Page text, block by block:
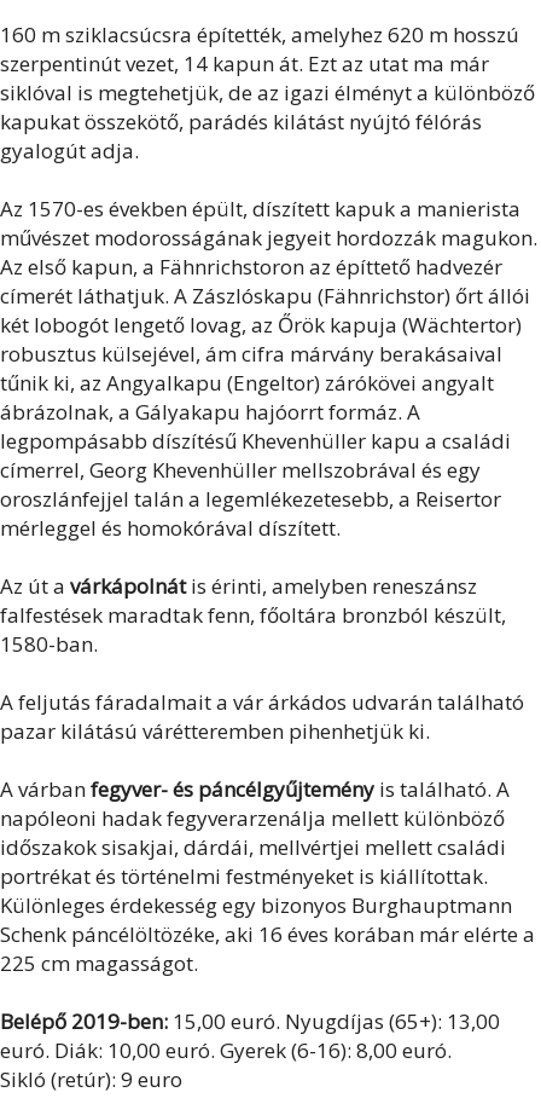
160 m sziklacsúcsra építették, amelyhez 620 m hosszú
szerpentinút vezet, 14 kapun át. Ezt az utat ma már
siklóval is megtehetjük, de az igazi élményt a különböző
kapukat összekötő, parádés kilátást nyújtó félórás
gyalogút adja.
Az 1570-es években épült, díszített kapuk a manierista
művészet modorosságának jegyeit hordozzák magukon.
Az első kapun, a Fähnrichstoron az építtető hadvezér
címerét láthatjuk. A Zászlóskapu (Fähnrichstor) őrt állói
két lobogót lengető lovag, az Őrök kapuja (Wächtertor)
robusztus külsejével, ám cifra márvány berakásaival
tűnik ki, az Angyalkapu (Engeltor) zárókövei angyalt
ábrázolnak, a Gályakapu hajóorrt formáz. A
legpompásabb díszítésű Khevenhüller kapu a családi
címerrel, Georg Khevenhüller mellszobrával és egy
oroszlánfejjel talán a legemlékezetesebb, a Reisertor
mérleggel és homokórával díszített.
Az út a várkápolnátis érinti, amelyben reneszánsz
falfestések maradtak fenn, főoltára bronzból készült,
1580-ban.
A feljutás fáradalmait a vár árkádos udvarán található
pazar kilátású várétteremben pihenhetjük ki.
A várbanfegyver- és páncélgyűjtemény is található. A
napóleoni hadak fegyverarzenálja mellett különböző
időszakok sisakjai, dárdái, mellvértjei mellett családi
portrékat és történelmi festményeket is kiállítottak.
Különleges érdekesség egy bizonyos Burghauptmann
Schenk páncélöltözéke, aki 16 éves korában már elérte a
225 cm magasságot.
Belépő 2019-ben: 15,00 euró. Nyugdíjas (65+): 13,00
euró. Diák: 10,00 euró. Gyerek (6-16): 8,00 euró.
Sikló (retúr): 9 euro